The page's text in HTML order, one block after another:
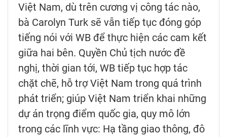
Việt Nam, dù trên cương vị công tác nào,
bà Carolyn Turk sẽ vẫn tiếp tục đóng góp
tiếng nói với WB để thực hiện các cam kết
giữa hai bên. Quyền Chủ tịch nước đề
nghị, thời gian tới, WB tiếp tục hợp tác
chặt chẽ, hỗ trợ Việt Nam trong quá trình
phát triển; giúp Việt Nam triển khai những
dự án trọng điểm quốc gia, quy mô lớn
trong các lĩnh vực: Hạ tầng giao thông, đô